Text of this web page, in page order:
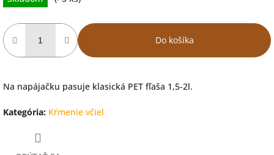
cena:
Do košíka
Na napájačku pasuje klasická PET fľaša 1,5-2l.
Kategória: Kŕmenie včiel